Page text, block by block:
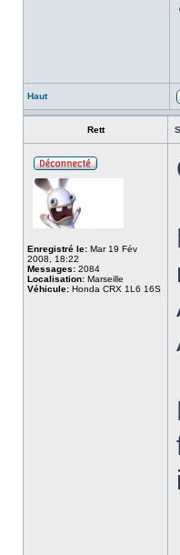
Haut
Rett
Enregistré le: Mar 19 Fév
2008, 18:22
Messages: 2084
Localisation: Marseille
Véhicule: Honda CRX 1L6 16S